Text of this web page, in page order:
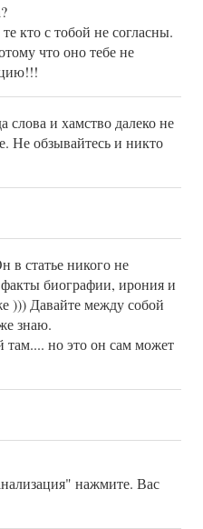
кто с тобой не согласны.
что оно тебе не
слова и хамство далеко не
Не обзывайтесь и никто
в статье никого не
биографии, ирония и
))) Давайте между собой
знаю.
там.... но это он сам может
нажмите. Вас